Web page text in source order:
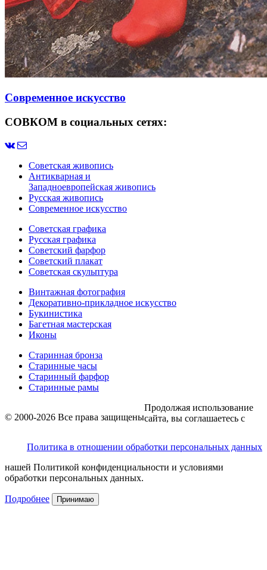
Современное искусство
СОВКОМ в социальных сетях:
Советская живопись
Антикварная и
Западноевропейская живопись
Русская живопись
Современное искусство
Советская графика
Русская графика
Советский фарфор
Советский плакат
Советская скульптура
Винтажная фотография
Декоративно-прикладное искусство
Букинистика
Багетная мастерская
Иконы
Старинная бронза
Старинные часы
Старинный фарфор
Старинные рамы
© 2000-2026 Все права защищены
Политика в отношении обработки персональных данных
Продолжая использование
сайта, вы соглашаетесь с
нашей Политикой конфиденциальности и условиями
обработки персональных данных.
Подробнее Принимаю